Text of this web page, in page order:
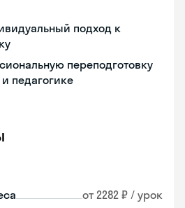
подход к
переподготовку
педагогике
от 2282 ₽ / урок